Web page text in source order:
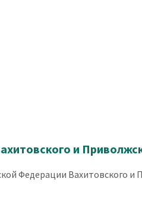
и
Федерации Вахитовского и